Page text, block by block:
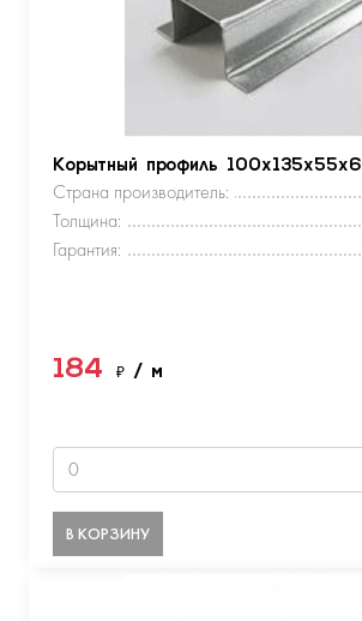
Корытный профиль 100х135х55х6
Страна производитель:
Толщина:
Гарантия:
184 ₽ / м
В КОРЗИНУ